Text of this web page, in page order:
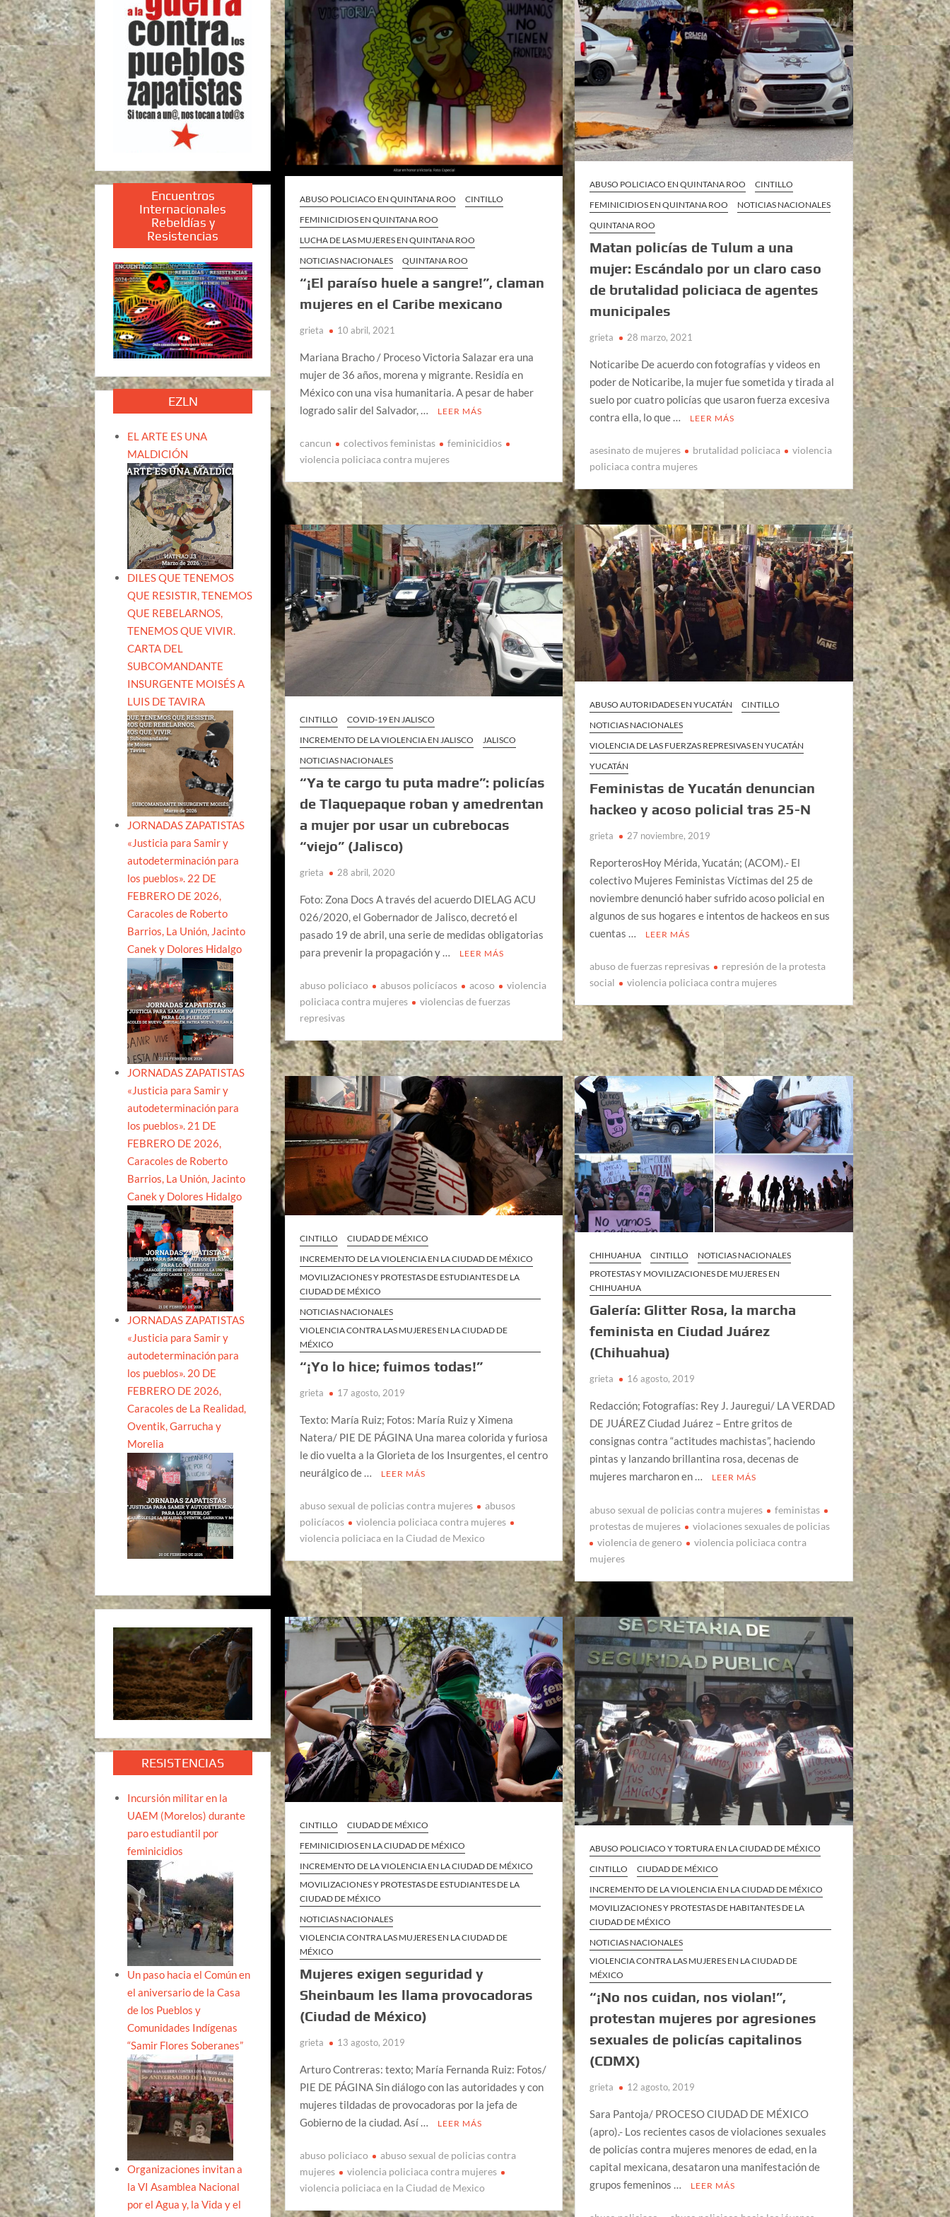
ABUSO POLICIACO EN QUINTANA ROO
CINTILLO
FEMINICIDIOS EN QUINTANA ROO
LUCHA DE LAS MUJERES EN QUINTANA ROO
NOTICIAS NACIONALES
QUINTANA ROO
“¡El paraíso huele a sangre!”, claman
mujeres en el Caribe mexicano
grieta 10 abril, 2021
Mariana Bracho / Proceso Victoria Salazar era una
mujer de 36 años, morena y migrante. Residía en
México con una visa humanitaria. A pesar de haber
logrado salir del Salvador, …
LEER MÁS
cancun colectivos feministas
feminicidios
violencia policiaca contra mujeres
ABUSO POLICIACO EN QUINTANA ROO
CINTILLO
FEMINICIDIOS EN QUINTANA ROO
NOTICIAS NACIONALES
QUINTANA ROO
Matan policías de Tulum a una
mujer: Escándalo por un claro caso
de brutalidad policiaca de agentes
municipales
grieta 28 marzo, 2021
Noticaribe De acuerdo con fotografías y videos en
poder de Noticaribe, la mujer fue sometida y tirada al
suelo por cuatro policías que usaron fuerza excesiva
contra ella, lo que …
LEER MÁS
asesinato de mujeres brutalidad policiaca
violencia
policiaca contra mujeres
CINTILLO
COVID-19 EN JALISCO
INCREMENTO DE LA VIOLENCIA EN JALISCO
JALISCO
NOTICIAS NACIONALES
“Ya te cargo tu puta madre”: policías
de Tlaquepaque roban y amedrentan
a mujer por usar un cubrebocas
“viejo” (Jalisco)
grieta 28 abril, 2020
Foto: Zona Docs A través del acuerdo DIELAG ACU
026/2020, el Gobernador de Jalisco, decretó el
pasado 19 de abril, una serie de medidas obligatorias
para prevenir la propagación y …
LEER MÁS
abuso policiaco abusos policíacos acoso
violencia
policiaca contra mujeres
violencias de fuerzas
represivas
ABUSO AUTORIDADES EN YUCATÁN
CINTILLO
NOTICIAS NACIONALES
VIOLENCIA DE LAS FUERZAS REPRESIVAS EN YUCATÁN
YUCATÁN
Feministas de Yucatán denuncian
hackeo y acoso policial tras 25-N
grieta 27 noviembre, 2019
ReporterosHoy Mérida, Yucatán; (ACOM).- El
colectivo Mujeres Feministas Víctimas del 25 de
noviembre denunció haber sufrido acoso policial en
algunos de sus hogares e intentos de hackeos en sus
cuentas …
LEER MÁS
abuso de fuerzas represivas
represión de la protesta
social
violencia policiaca contra mujeres
CINTILLO
CIUDAD DE MÉXICO
INCREMENTO DE LA VIOLENCIA EN LA CIUDAD DE MÉXICO
MOVILIZACIONES Y PROTESTAS DE ESTUDIANTES DE LA
CIUDAD DE MÉXICO
NOTICIAS NACIONALES
VIOLENCIA CONTRA LAS MUJERES EN LA CIUDAD DE
MÉXICO
“¡Yo lo hice; fuimos todas!”
grieta 17 agosto, 2019
Texto: María Ruiz; Fotos: María Ruiz y Ximena
Natera/ PIE DE PÁGINA Una marea colorida y furiosa
le dio vuelta a la Glorieta de los Insurgentes, el centro
neurálgico de …
LEER MÁS
abuso sexual de policias contra mujeres
abusos
policíacos
violencia policiaca contra mujeres
violencia policiaca en la Ciudad de Mexico
CHIHUAHUA CINTILLO
NOTICIAS NACIONALES
PROTESTAS Y MOVILIZACIONES DE MUJERES EN
CHIHUAHUA
Galería: Glitter Rosa, la marcha
feminista en Ciudad Juárez
(Chihuahua)
grieta 16 agosto, 2019
Redacción; Fotografías: Rey J. Jauregui/ LA VERDAD
DE JUÁREZ Ciudad Juárez – Entre gritos de
consignas contra “actitudes machistas”, haciendo
pintas y lanzando brillantina rosa, decenas de
mujeres marcharon en …
LEER MÁS
abuso sexual de policias contra mujeres
feministas
protestas de mujeres
violaciones sexuales de policias
violencia de genero
violencia policiaca contra
mujeres
CINTILLO
CIUDAD DE MÉXICO
FEMINICIDIOS EN LA CIUDAD DE MÉXICO
INCREMENTO DE LA VIOLENCIA EN LA CIUDAD DE MÉXICO
MOVILIZACIONES Y PROTESTAS DE ESTUDIANTES DE LA
CIUDAD DE MÉXICO
NOTICIAS NACIONALES
VIOLENCIA CONTRA LAS MUJERES EN LA CIUDAD DE
MÉXICO
Mujeres exigen seguridad y
Sheinbaum les llama provocadoras
(Ciudad de México)
grieta 13 agosto, 2019
Arturo Contreras: texto; María Fernanda Ruiz: Fotos/
PIE DE PÁGINA Sin diálogo con las autoridades y con
mujeres tildadas de provocadoras por la jefa de
Gobierno de la ciudad. Así …
LEER MÁS
abuso policiaco
abuso sexual de policias contra
mujeres
violencia policiaca contra mujeres
violencia policiaca en la Ciudad de Mexico
ABUSO POLICIACO Y TORTURA EN LA CIUDAD DE MÉXICO
CINTILLO
CIUDAD DE MÉXICO
INCREMENTO DE LA VIOLENCIA EN LA CIUDAD DE MÉXICO
MOVILIZACIONES Y PROTESTAS DE HABITANTES DE LA
CIUDAD DE MÉXICO
NOTICIAS NACIONALES
VIOLENCIA CONTRA LAS MUJERES EN LA CIUDAD DE
MÉXICO
“¡No nos cuidan, nos violan!”,
protestan mujeres por agresiones
sexuales de policías capitalinos
(CDMX)
grieta 12 agosto, 2019
Sara Pantoja/ PROCESO CIUDAD DE MÉXICO
(apro).- Los recientes casos de violaciones sexuales
de policías contra mujeres menores de edad, en la
capital mexicana, desataron una manifestación de
grupos femeninos …
LEER MÁS
Encuentros
Internacionales
Rebeldías y
Resistencias
EZLN
EL ARTE ES UNA
MALDICIÓN
DILES QUE TENEMOS
QUE RESISTIR, TENEMOS
QUE REBELARNOS,
TENEMOS QUE VIVIR.
CARTA DEL
SUBCOMANDANTE
INSURGENTE MOISÉS A
LUIS DE TAVIRA
JORNADAS ZAPATISTAS
«Justicia para Samir y
autodeterminación para
los pueblos». 22 DE
FEBRERO DE 2026,
Caracoles de Roberto
Barrios, La Unión, Jacinto
Canek y Dolores Hidalgo
JORNADAS ZAPATISTAS
«Justicia para Samir y
autodeterminación para
los pueblos». 21 DE
FEBRERO DE 2026,
Caracoles de Roberto
Barrios, La Unión, Jacinto
Canek y Dolores Hidalgo
JORNADAS ZAPATISTAS
«Justicia para Samir y
autodeterminación para
los pueblos». 20 DE
FEBRERO DE 2026,
Caracoles de La Realidad,
Oventik, Garrucha y
Morelia
RESISTENCIAS
Incursión militar en la
UAEM (Morelos) durante
paro estudiantil por
feminicidios
Un paso hacia el Común en
el aniversario de la Casa
de los Pueblos y
Comunidades Indígenas
“Samir Flores Soberanes”
Organizaciones invitan a
la VI Asamblea Nacional
por el Agua y, la Vida y el